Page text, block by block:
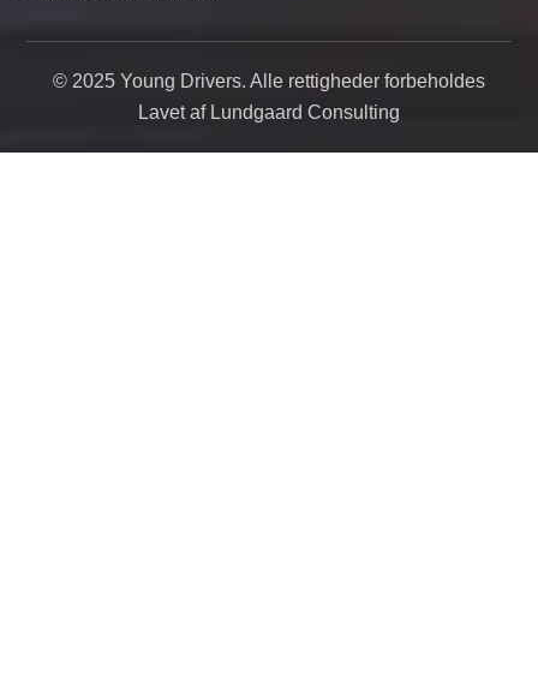
© 2025 Young Drivers. Alle rettigheder forbeholdes
Lavet af Lundgaard Consulting